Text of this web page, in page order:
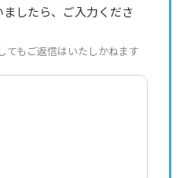
したら、ご入力くださ
てもご返信はいたしかねます